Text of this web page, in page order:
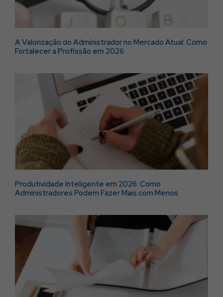
A Valorização do Administrador no Mercado Atual: Como
Fortalecer a Profissão em 2026
Produtividade Inteligente em 2026: Como
Administradores Podem Fazer Mais com Menos